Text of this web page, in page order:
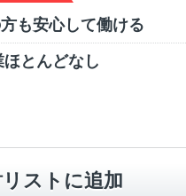
も安心して働ける
とんどなし
ストに追加